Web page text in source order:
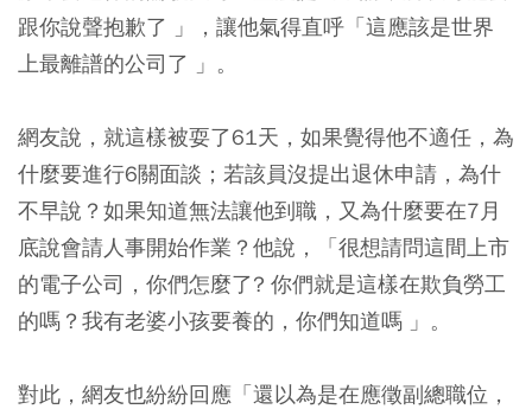
跟你說聲抱歉了 」，讓他氣得直呼「這應該是世界
上最離譜的公司了 」。
網友說，就這樣被耍了61天，如果覺得他不適任，為
什麼要進行6關面談；若該員沒提出退休申請，為什
不早說？如果知道無法讓他到職，又為什麼要在7月
底說會請人事開始作業？他說，「很想請問這間上市
的電子公司，你們怎麼了? 你們就是這樣在欺負勞工
的嗎？我有老婆小孩要養的，你們知道嗎 」。
對此，網友也紛紛回應「還以為是在應徵副總職位，